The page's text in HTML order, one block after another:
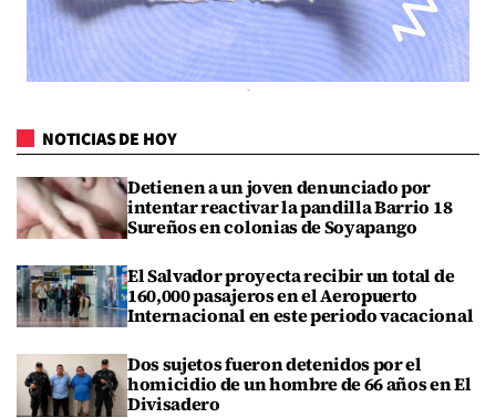
NOTICIAS DE HOY
Detienen a un joven denunciado por
intentar reactivar la pandilla Barrio 18
Sureños en colonias de Soyapango
El Salvador proyecta recibir un total de
160,000 pasajeros en el Aeropuerto
Internacional en este periodo vacacional
Dos sujetos fueron detenidos por el
homicidio de un hombre de 66 años en El
Divisadero